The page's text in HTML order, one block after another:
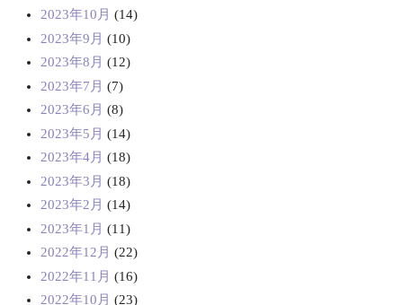
2023年10月 (14)
2023年9月 (10)
2023年8月 (12)
2023年7月 (7)
2023年6月 (8)
2023年5月 (14)
2023年4月 (18)
2023年3月 (18)
2023年2月 (14)
2023年1月 (11)
2022年12月 (22)
2022年11月 (16)
2022年10月 (23)